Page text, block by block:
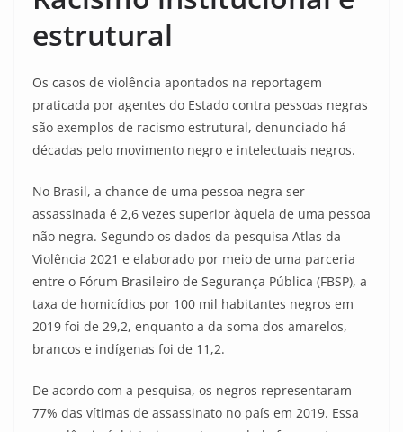
estrutural
Os casos de violência apontados na reportagem
praticada por agentes do Estado contra pessoas negras
são exemplos de racismo estrutural, denunciado há
décadas pelo movimento negro e intelectuais negros.
No Brasil, a chance de uma pessoa negra ser
assassinada é 2,6 vezes superior àquela de uma pessoa
não negra. Segundo os dados da pesquisa Atlas da
Violência 2021 e elaborado por meio de uma parceria
entre o Fórum Brasileiro de Segurança Pública (FBSP), a
taxa de homicídios por 100 mil habitantes negros em
2019 foi de 29,2, enquanto a da soma dos amarelos,
brancos e indígenas foi de 11,2.
De acordo com a pesquisa, os negros representaram
77% das vítimas de assassinato no país em 2019. Essa